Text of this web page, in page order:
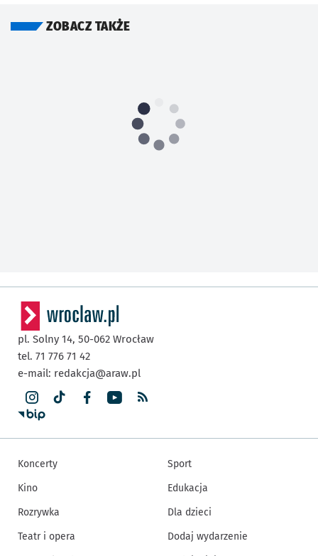
ZOBACZ TAKŻE
pl. Solny 14, 50-062 Wrocław
tel. 71 776 71 42
e-mail: redakcja@araw.pl
Koncerty
Kino
Rozrywka
Teatr i opera
Sport
Edukacja
Dla dzieci
Dodaj wydarzenie